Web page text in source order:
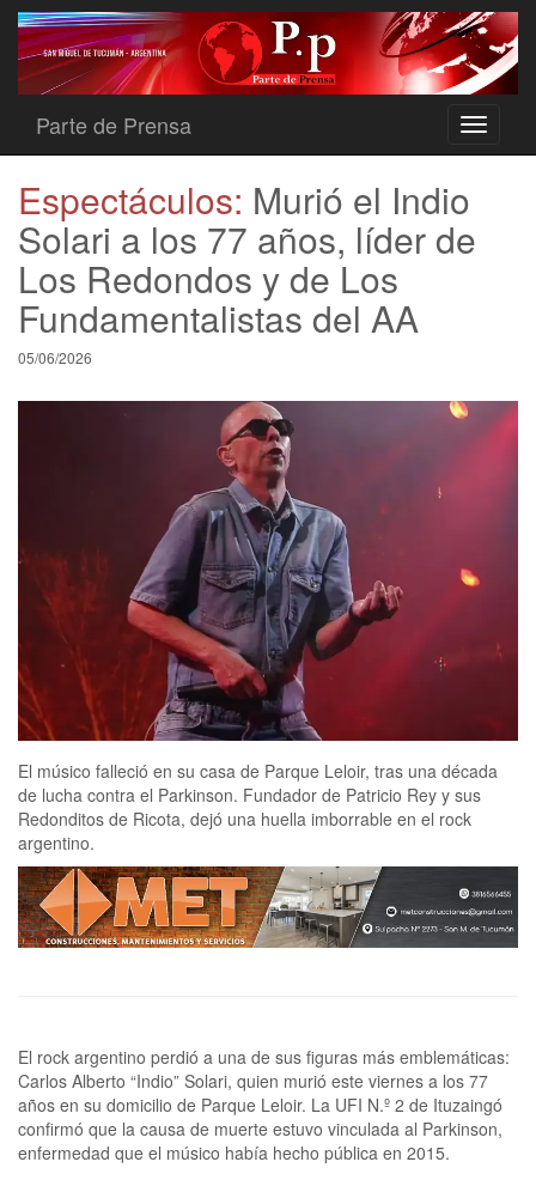
Toggle
Parte de Prensa
Espectáculos: Murió el Indio
Solari a los 77 años, líder de
Los Redondos y de Los
Fundamentalistas del AA
05/06/2026
El músico falleció en su casa de Parque Leloir, tras una década
de lucha contra el Parkinson. Fundador de Patricio Rey y sus
Redonditos de Ricota, dejó una huella imborrable en el rock
argentino.
El rock argentino perdió a una de sus figuras más emblemáticas:
Carlos Alberto “Indio” Solari, quien murió este viernes a los 77
años en su domicilio de Parque Leloir. La UFI N.º 2 de Ituzaingó
confirmó que la causa de muerte estuvo vinculada al Parkinson,
enfermedad que el músico había hecho pública en 2015.